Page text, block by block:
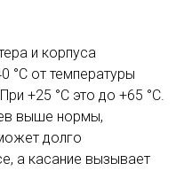
и корпуса
°C от температуры
+25 °C это до +65 °C.
выше нормы,
долго
а касание вызывает